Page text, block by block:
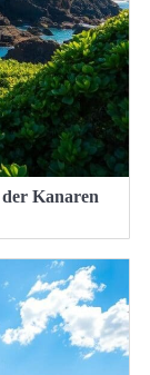
Kanaren